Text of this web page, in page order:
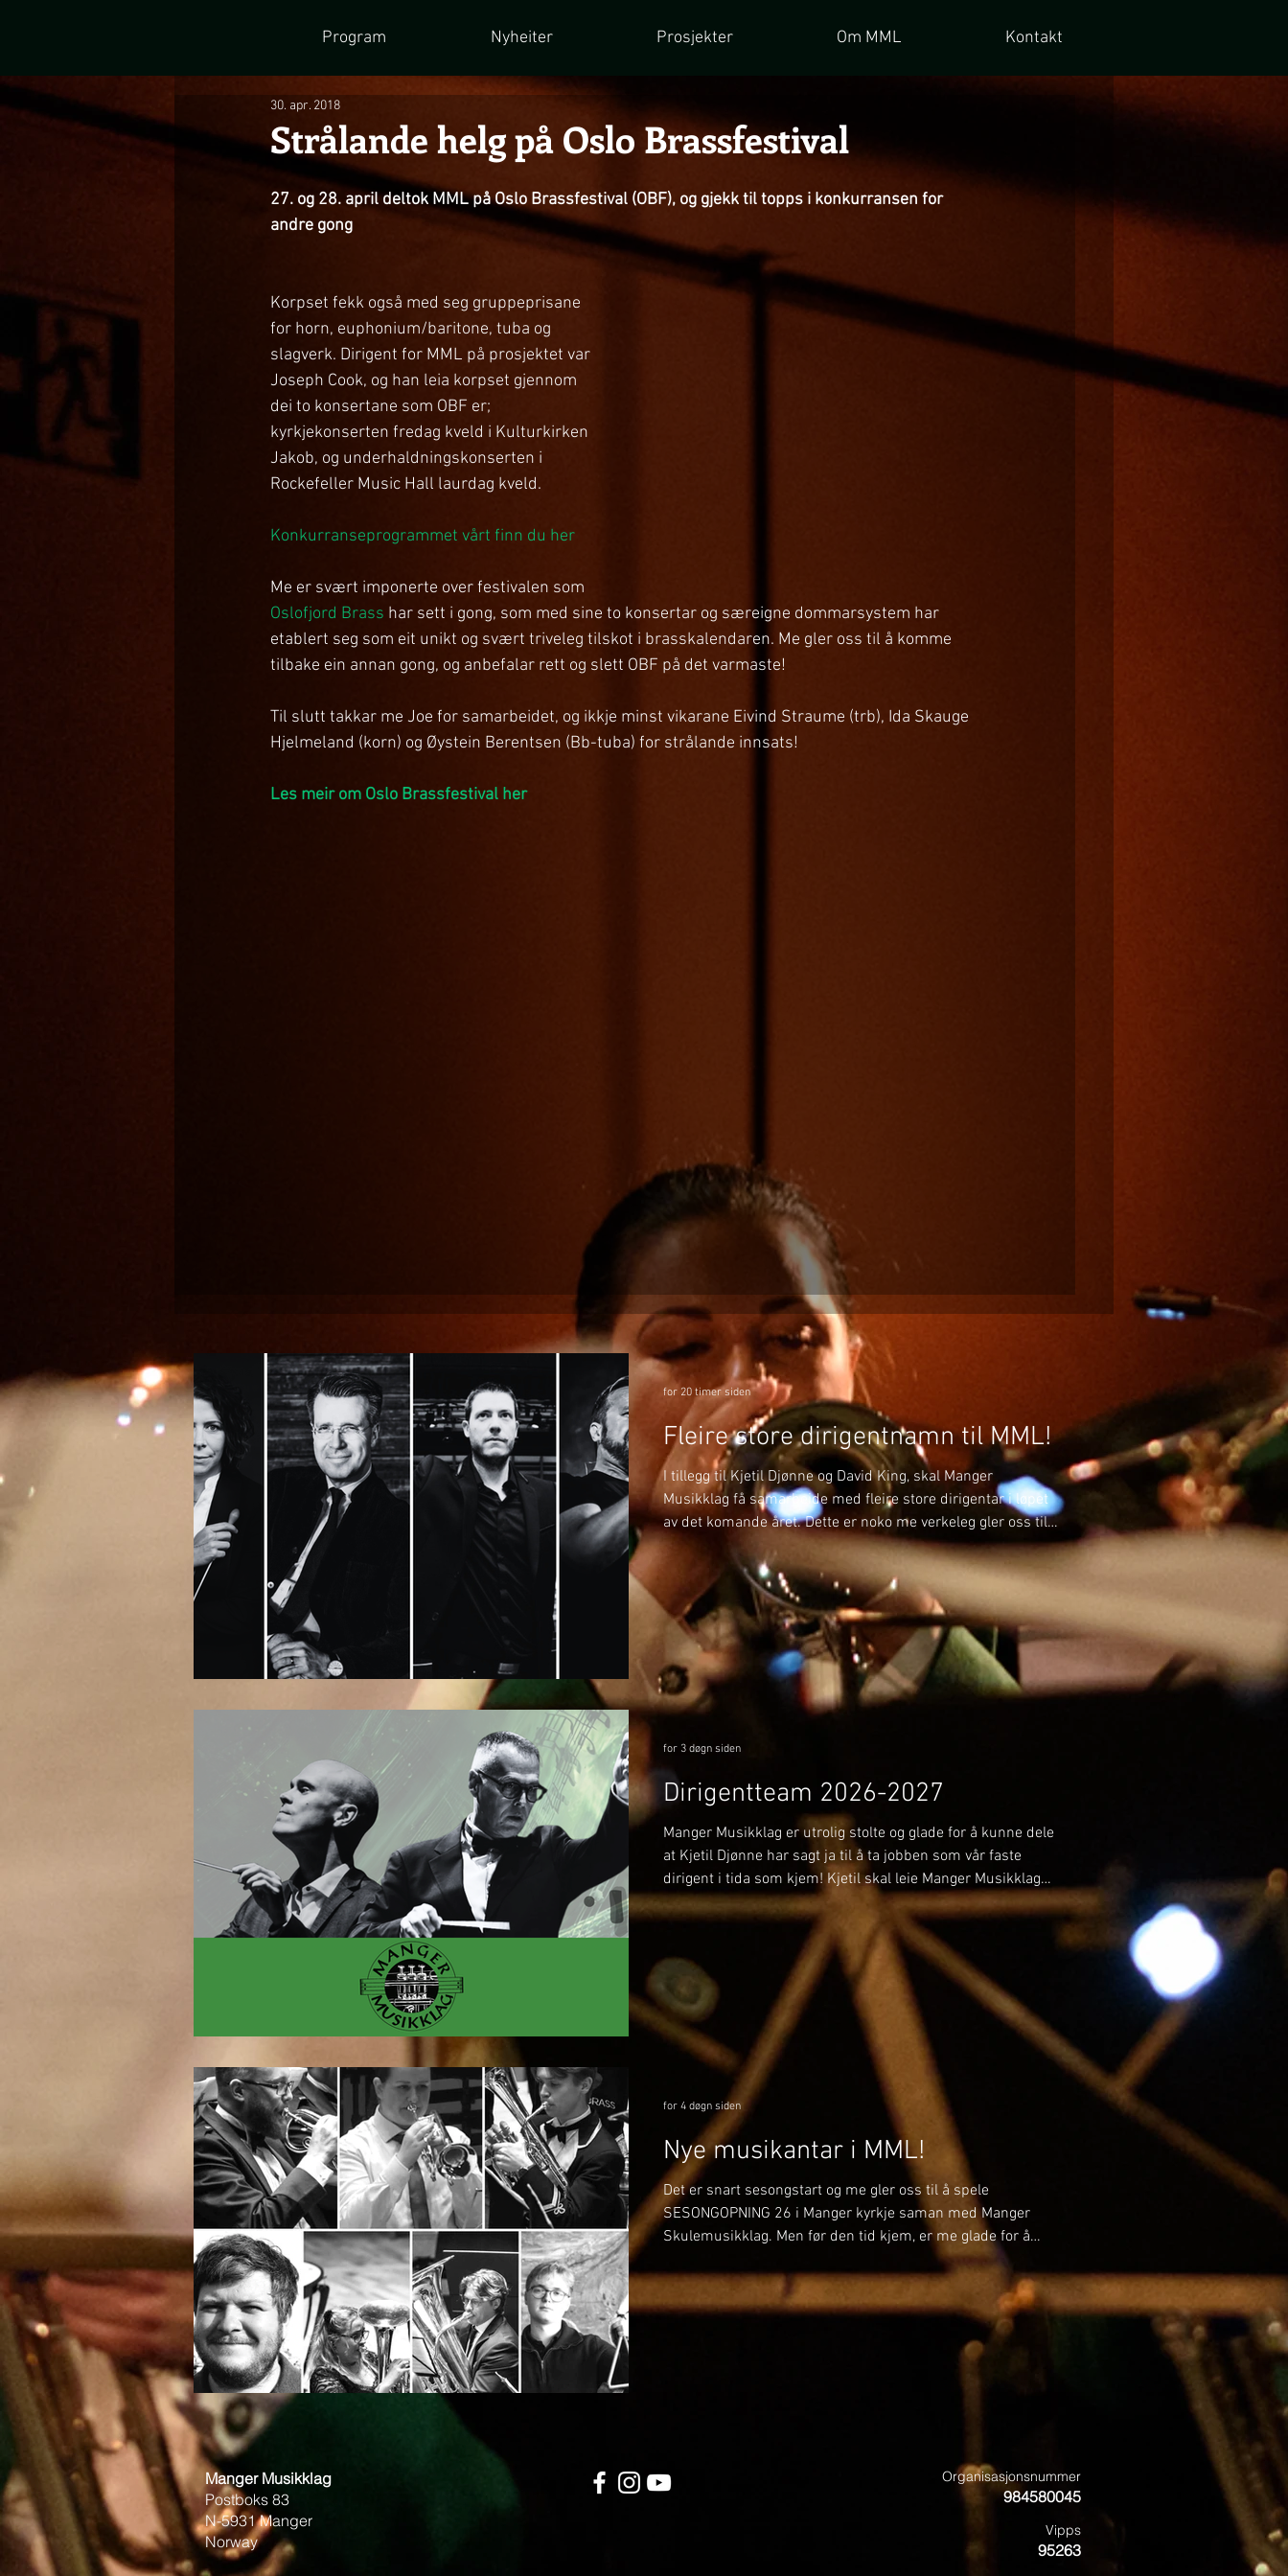
Program Nyheiter Prosjekter Om MML Kontakt
Strålande helg på Oslo Brassfestival
30. apr. 2018
27. og 28. april deltok MML på Oslo Brassfestival (OBF), og gjekk til topps i konkurransen for
andre gong
Korpset fekk også med seg gruppeprisane
for horn, euphonium/baritone, tuba og
slagverk. Dirigent for MML på prosjektet var
Joseph Cook, og han leia korpset gjennom
dei to konsertane som OBF er;
kyrkjekonserten fredag kveld i Kulturkirken
Jakob, og underhaldningskonserten i
Rockefeller Music Hall laurdag kveld.
Konkurranseprogrammet vårt finn du her
Me er svært imponerte over festivalen som
Oslofjord Brass har sett i gong, som med sine to konsertar og særeigne dommarsystem har
etablert seg som eit unikt og svært triveleg tilskot i brasskalendaren. Me gler oss til å komme
tilbake ein annan gong, og anbefalar rett og slett OBF på det varmaste!
Til slutt takkar me Joe for samarbeidet, og ikkje minst vikarane Eivind Straume (trb), Ida Skauge
Hjelmeland (korn) og Øystein Berentsen (Bb-tuba) for strålande innsats!
Les meir om Oslo Brassfestival her
Fleire store dirigentnamn til MML!
I tillegg til Kjetil Djønne og David King, skal Manger
Musikklag få samarbeide med fleire store dirigentar i løpet
av det komande året. Dette er noko me verkeleg gler oss til!
På BrassWind og Julekonserten skal me bli betre kjende
med Margie Antrobus. Margie har tidlegare spelt i Manger
Musikklag og kjenner på mange måtar laget godt – men
denne gongen skal ho stå framfor MML og leie oss som
dirigent. Det vert eit spanande gjensyn i ei ny rolle som me
gler me oss stort til! 🎶
for 20 timer siden
Dirigentteam 2026-2027
Manger Musikklag er utrolig stolte og glade for å kunne dele
at Kjetil Djønne har sagt ja til å ta jobben som vår faste
dirigent i tida som kjem! Kjetil skal leie Manger Musikklag
på flere av våre store konsertar, mellom anna
oppstartskonserten vår i Manger kyrkje og festkonserten
under det Svenske mesterskapet i november. Han skal også
vere med oss når vi deltar i Siddis Brass, og i ikkje minst
førebu laget frem mot NM Brass. Me gler oss stort til eit
spanande samarbeid med
for 3 døgn siden
Nye musikantar i MML!
Det er snart sesongstart og me gler oss til å spele
SESONGOPNING 26 i Manger kyrkje saman med Manger
Skulemusikklag. Men før den tid kjem, er me glade for å
kunne presentere fleire nye medlemar i MML frå hausten
2026. Det er eit par tidlegare musikantar som kjem tilbake
til laget, i tillegg til at me har ein del nye ansikt som me gler
oss til å ta i mot. SOPRAN - TOMIN TOLLEFSEN Tomin har
tidlegare spelt i korps som Kleppe Musikklag og Tertnes
for 4 døgn siden
Manger Musikklag
Postboks 83
N-5931 Manger
Norway
Organisasjonsnummer
984580045
Vipps
95263